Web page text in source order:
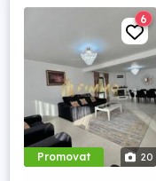
Promovat 20
6